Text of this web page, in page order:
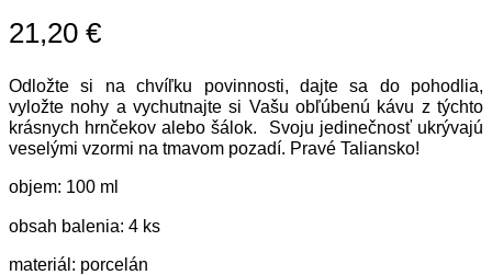
21,20 €
Odložte si na chvíľku povinnosti, dajte sa do pohodlia,
vyložte nohy a vychutnajte si Vašu obľúbenú kávu z týchto
krásnych hrnčekov alebo šálok. Svoju jedinečnosť ukrývajú
veselými vzormi na tmavom pozadí. Pravé Taliansko!
objem: 100 ml
obsah balenia: 4 ks
materiál: porcelán